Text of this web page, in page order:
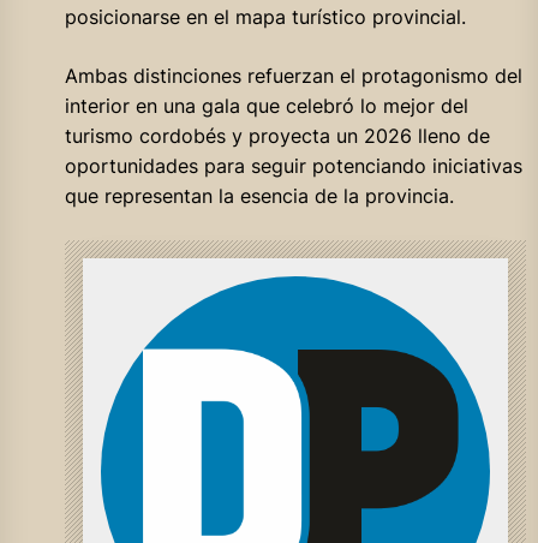
posicionarse en el mapa turístico provincial.
Ambas distinciones refuerzan el protagonismo del
interior en una gala que celebró lo mejor del
turismo cordobés y proyecta un 2026 lleno de
oportunidades para seguir potenciando iniciativas
que representan la esencia de la provincia.